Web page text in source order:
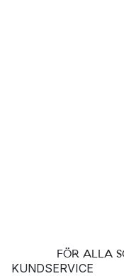
FÖR ALLA
KUNDSERVICE